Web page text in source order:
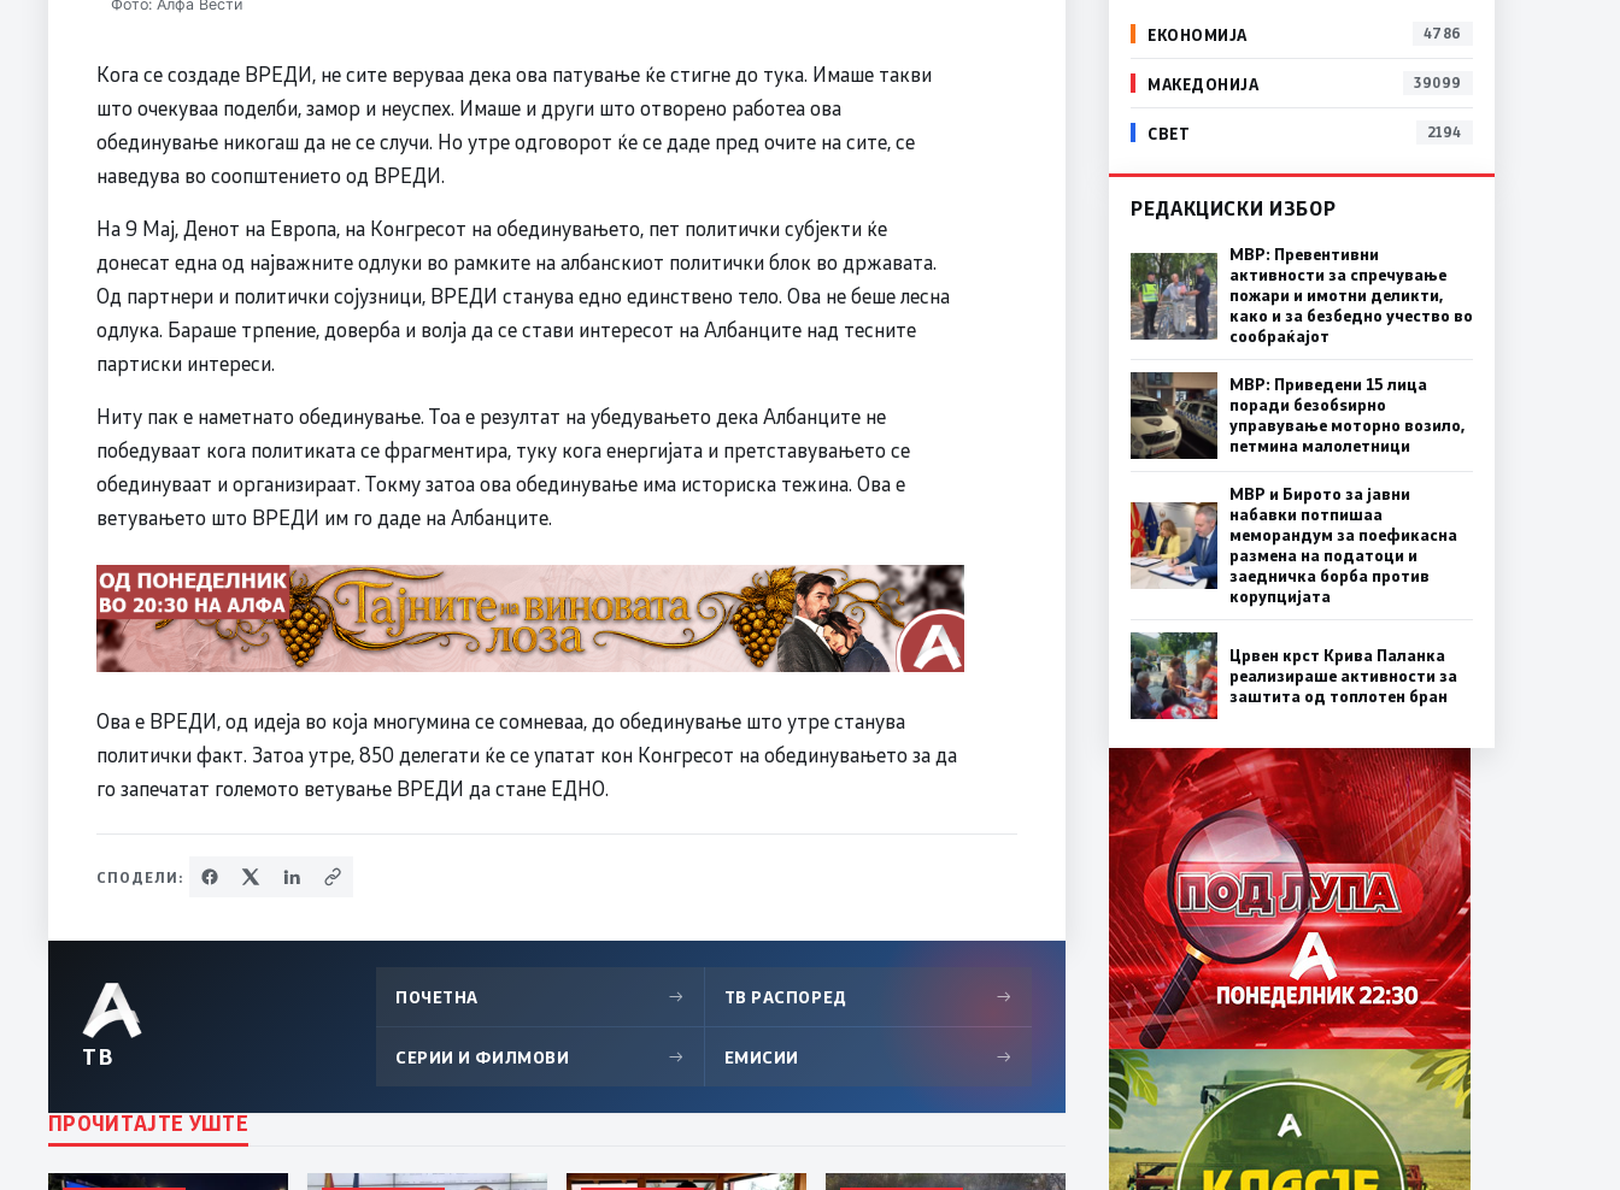
Фото: Алфа Вести
Кога се создаде ВРЕДИ, не сите веруваа дека ова патување ќе стигне до тука. Имаше такви
што очекуваа поделби, замор и неуспех. Имаше и други што отворено работеа ова
обединување никогаш да не се случи. Но утре одговорот ќе се даде пред очите на сите, се
наведува во соопштението од ВРЕДИ.
На 9 Мај, Денот на Европа, на Конгресот на обединувањето, пет политички субјекти ќе
донесат една од најважните одлуки во рамките на албанскиот политички блок во државата.
Од партнери и политички сојузници, ВРЕДИ станува едно единствено тело. Ова не беше лесна
одлука. Бараше трпение, доверба и волја да се стави интересот на Албанците над тесните
партиски интереси.
Ниту пак е наметнато обединување. Тоа е резултат на убедувањето дека Албанците не
победуваат кога политиката се фрагментира, туку кога енергијата и претставувањето се
обединуваат и организираат. Токму затоа ова обединување има историска тежина. Ова е
ветувањето што ВРЕДИ им го даде на Албанците.
Ова е ВРЕДИ, од идеја во која многумина се сомневаа, до обединување што утре станува
политички факт. Затоа утре, 850 делегати ќе се упатат кон Конгресот на обединувањето за да
го запечатат големото ветување ВРЕДИ да стане ЕДНО.
СПОДЕЛИ:
ТВ
ПОЧЕТНА → ТВ РАСПОРЕД →
СЕРИИ И ФИЛМОВИ → ЕМИСИИ →
ПРОЧИТАЈТЕ УШТЕ
ЕКОНОМИЈА 4786
МАКЕДОНИЈА 39099
СВЕТ 2194
РЕДАКЦИСКИ ИЗБОР
МВР: Превентивни
активности за спречување
пожари и имотни деликти,
како и за безбедно учество во
сообраќајот
МВР: Приведени 15 лица
поради безобѕирно
управување моторно возило,
петмина малолетници
МВР и Бирото за јавни
набавки потпишаа
меморандум за поефикасна
размена на податоци и
заедничка борба против
корупцијата
Црвен крст Крива Паланка
реализираше активности за
заштита од топлотен бран